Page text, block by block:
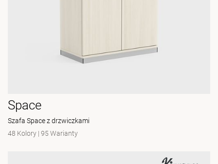
Space
Szafa Space z drzwiczkami
48 Kolory | 95 Warianty